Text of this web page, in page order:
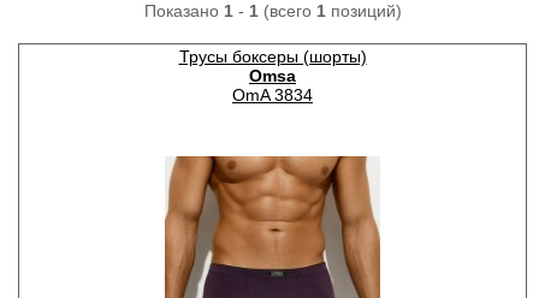
Показано 1- 1(всего 1позиций)
Трусы боксеры (шорты)
Omsa
OmA 3834